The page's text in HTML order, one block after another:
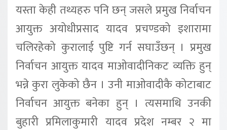
यस्ता केही तथ्यहरु पनि छन् जसले प्रमुख निर्वाचन
आयुक्त अयोधीप्रसाद यादव प्रचण्डको इशारामा
चलिरहेको कुरालाई पुष्टि गर्न सघाउँछन् । प्रमुख
निर्वाचन आयुक्त यादव माओवादीनिकट व्यक्ति हुन्
भन्ने कुरा लुकेको छैन । उनी माओवादीकै कोटाबाट
निर्वाचन आयुक्त बनेका हुन् । त्यसमाथि उनकी
बुहारी प्रमिलाकुमारी यादव प्रदेश नम्बर २ मा